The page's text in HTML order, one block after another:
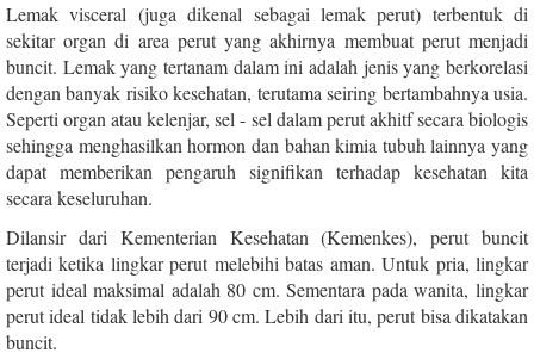
Lemak visceral (juga dikenal sebagai lemak perut) terbentuk di
sekitar organ di area perut yang akhirnya membuat perut menjadi
buncit. Lemak yang tertanam dalam ini adalah jenis yang berkorelasi
dengan banyak risiko kesehatan, terutama seiring bertambahnya usia.
Seperti organ atau kelenjar, sel - sel dalam perut akhitf secara biologis
sehingga menghasilkan hormon dan bahan kimia tubuh lainnya yang
dapat memberikan pengaruh signifikan terhadap kesehatan kita
secara keseluruhan.
Dilansir dari Kementerian Kesehatan (Kemenkes), perut buncit
terjadi ketika lingkar perut melebihi batas aman. Untuk pria, lingkar
perut ideal maksimal adalah 80 cm. Sementara pada wanita, lingkar
perut ideal tidak lebih dari 90 cm. Lebih dari itu, perut bisa dikatakan
buncit.